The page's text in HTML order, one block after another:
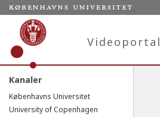
Videoportal
Kanaler
Københavns Universitet
University of Copenhagen